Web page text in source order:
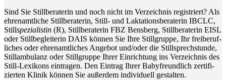
Sind Sie Still­be­ra­te­rin und noch nicht im Ver­zeich­nis regis­triert? Als
ehren­amt­li­che Still­be­ra­te­rin, Still- und Lak­ta­ti­ons­be­ra­te­rin IBCLC,
Stillspe­zia­lis­tin (R), Still­be­ra­te­rin FBZ Bens­berg, Still­be­ra­te­rin EISL
oder Still­be­glei­te­rin DAIS kön­nen Sie Ihre Still­grup­pe, Ihr frei­be­ruf­
li­ches oder ehren­amt­li­ches Ange­bot und/oder die Still­sprech­stun­de,
Still­am­bu­lanz oder Still­grup­pe Ihrer Ein­rich­tung ins Ver­zeich­nis des
Still-Lexi­kons ein­tra­gen. Den Ein­trag Ihrer Baby­freund­lich zer­ti­fi­
zier­ten Kli­nik kön­nen Sie außer­dem indi­vi­du­ell gestalten.